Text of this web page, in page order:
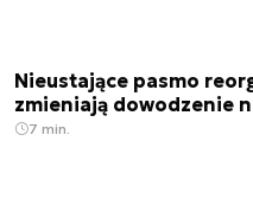
Nieustające pasmo
zmieniają dowodzenie
7 min.